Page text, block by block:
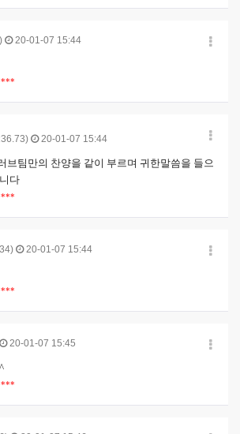
20-01-07 15:44
20-01-07 15:44
브팀만의 찬양을 같이 부르며 귀한말씀을 들으
다
20-01-07 15:44
20-01-07 15:45